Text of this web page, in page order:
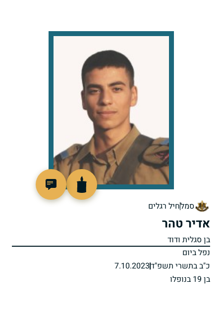
סמלחיל רגלים
אדיר טהר
בן סגלית ודוד
נפל ביום
כ"ב בתשרי תשפ"ד7.10.2023
בן 19 בנופלו